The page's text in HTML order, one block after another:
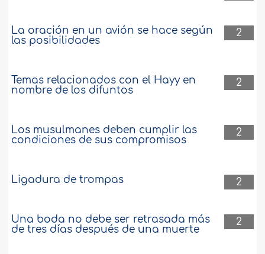
2
La oración en un avión se hace según
las posibilidades
2
Temas relacionados con el Hayy en
nombre de los difuntos
2
Los musulmanes deben cumplir las
condiciones de sus compromisos
2
Ligadura de trompas
2
Una boda no debe ser retrasada más
de tres días después de una muerte